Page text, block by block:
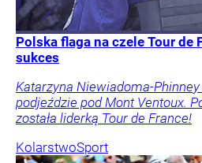
Polska flaga na czele Tour de
sukces
Katarzyna Niewiadoma-Phinney
podjeździe pod Mont Ventoux.
została liderką Tour de France!
KolarstwoSport